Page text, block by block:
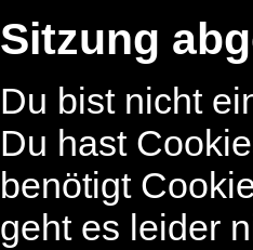
Sitzung
Du bist nicht
Du hast
benötigt
geht es leider